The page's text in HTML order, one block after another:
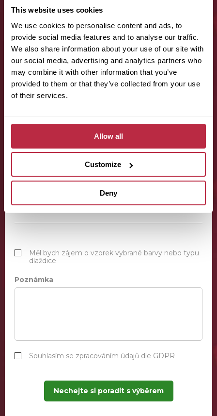
This website uses cookies
We use cookies to personalise content and ads, to
provide social media features and to analyse our traffic.
We also share information about your use of our site with
our social media, advertising and analytics partners who
may combine it with other information that you’ve
provided to them or that they’ve collected from your use
of their services.
Allow all
Customize
Deny
E-mail (povinné):
Telefon (povinné):
Měl bych zájem o vzorek vybrané barvy nebo typu
dlaždice
Poznámka
Souhlasím se zpracováním údajů dle GDPR
Nechejte si poradit s výběrem